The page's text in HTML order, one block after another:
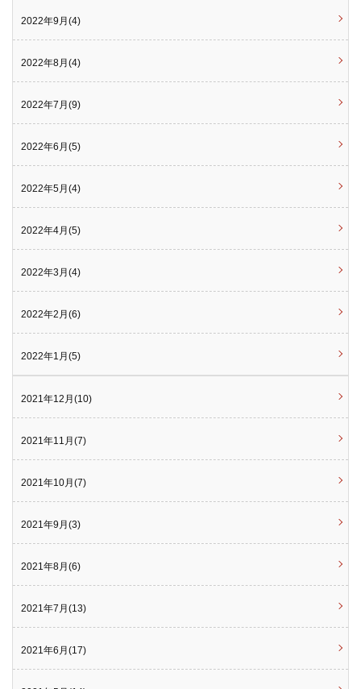
2022年9月(4)
2022年8月(4)
2022年7月(9)
2022年6月(5)
2022年5月(4)
2022年4月(5)
2022年3月(4)
2022年2月(6)
2022年1月(5)
2021年12月(10)
2021年11月(7)
2021年10月(7)
2021年9月(3)
2021年8月(6)
2021年7月(13)
2021年6月(17)